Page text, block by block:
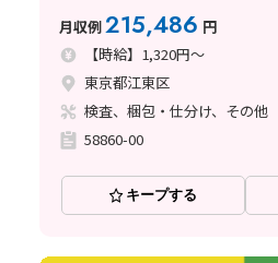
月収例215,486 円
【時給】1,320円～
東京都江東区
検査、梱包・仕分け、その他
58860-00
キープする